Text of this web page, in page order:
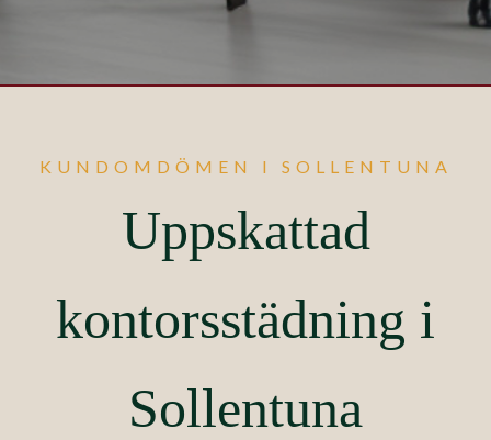
KUNDOMDÖMEN I SOLLENTUNA
Uppskattad
kontorsstädning i
Sollentuna